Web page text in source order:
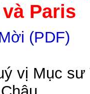
Paris
(PDF)
vị Mục sư